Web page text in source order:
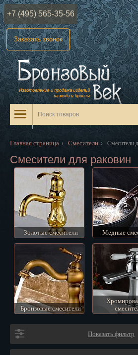
+7 (495) 565-35-56
Заказать звонок
Главная страница › Смесители › Смесители
Смесители для раковин
Золотые смесители Медные
Бронзовые смесители
Показать фильтр